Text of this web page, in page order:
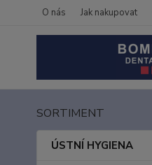
O nás Jak nakupovat
SORTIMENT
ÚSTNÍ HYGIENA